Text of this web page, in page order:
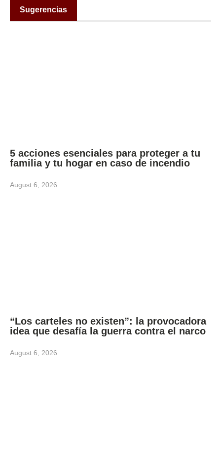
Sugerencias
5 acciones esenciales para proteger a tu
familia y tu hogar en caso de incendio
August 6, 2026
“Los carteles no existen”: la provocadora
idea que desafía la guerra contra el narco
August 6, 2026